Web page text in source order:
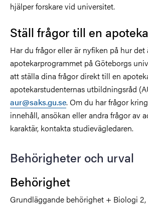
hjälper forskare vid universitet.
Ställ frågor till en
Har du frågor eller är nyfiken på hur
apotekarprogrammet på Göteborgs
att ställa dina frågor direkt till en
apotekarstudenternas utbildningsråd
aur@saks.gu.se. Om du har frågor
innehåll, ansökan eller andra frågor av
karaktär, kontakta studievägledaren.
Behörigheter och urval
Behörighet
Grundläggande behörighet + Biologi 2,